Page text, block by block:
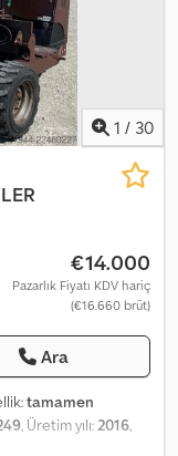
1 / 30
€14.000
Pazarlık Fiyatı KDV hariç
(€16.660 brüt)
Ara
tamamen
, Üretim yılı:2016,